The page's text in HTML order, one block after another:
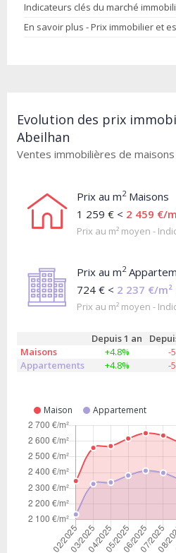
Indicateurs clés du marché
En savoir plus - Prix immobilier et
Evolution des prix
Abeilhan
Ventes immobilières de
Prix au m2Maisons
1 259 € < 2 459 €/
Prix au m² moyen -
Prix au m2
724 € < 2 237 €/m²
Prix au m² moyen -
Depuis 1 an
Maisons
+4.8% -
Appartements
+4.8% -
Maison Appartement